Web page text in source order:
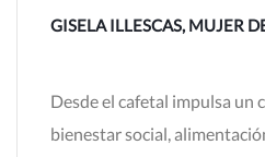
GISELA ILLESCAS, MUJER
Desde el cafetal impulsa un
bienestar social,